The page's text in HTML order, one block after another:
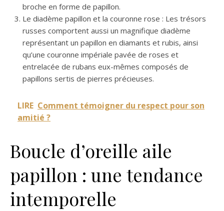
broche en forme de papillon.
Le diadème papillon et la couronne rose : Les trésors
russes comportent aussi un magnifique diadème
représentant un papillon en diamants et rubis, ainsi
qu’une couronne impériale pavée de roses et
entrelacée de rubans eux-mêmes composés de
papillons sertis de pierres précieuses.
LIRE Comment témoigner du respect pour son
amitié ?
Boucle d’oreille aile
papillon : une tendance
intemporelle